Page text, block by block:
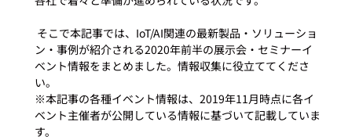
ン・事例が紹介される2020年前半の展示会・セミナーイ
ベント情報をまとめました。情報収集に役立ててくださ
い。
※本記事の各種イベント情報は、2019年11月時点に各イ
ベント主催者が公開している情報に基づいて記載していま
す。